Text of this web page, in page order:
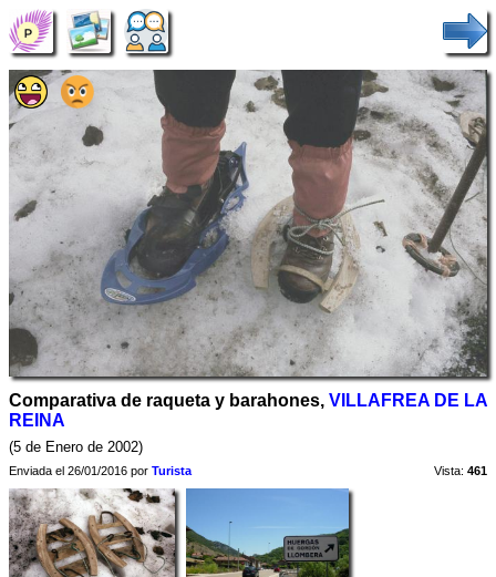
Comparativa de raqueta y barahones, VILLAFREA DE LA
REINA
(5 de Enero de 2002)
Enviada el 26/01/2016 por Turista Vista: 461